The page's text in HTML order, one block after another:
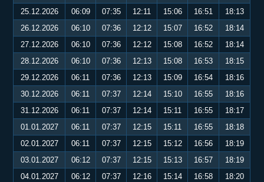
25.12.2026
06:09 07:35 12:11 15:06 16:51
18:13
26.12.2026
06:10 07:36 12:12 15:07 16:52
18:14
27.12.2026
06:10 07:36 12:12 15:08 16:52
18:14
28.12.2026
06:10 07:36 12:13 15:08 16:53
18:15
29.12.2026
06:11 07:36 12:13 15:09 16:54
18:16
30.12.2026
06:11 07:37 12:14 15:10 16:55
18:16
31.12.2026
06:11 07:37 12:14 15:11 16:55
18:17
01.01.2027
06:11 07:37 12:15 15:11 16:55
18:18
02.01.2027
06:11 07:37 12:15 15:12 16:56
18:19
03.01.2027
06:12 07:37 12:15 15:13 16:57
18:19
04.01.2027
06:12 07:37 12:16 15:14 16:58
18:20